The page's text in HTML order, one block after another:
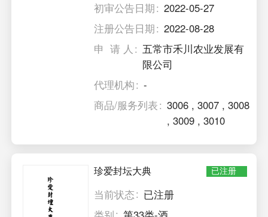
初审公告日期
2022-05-27
注册公告日期
2022-08-28
申 请 人
五常市禾川农业发展有
限公司
代理机构
-
商品/服务列表
3006 ,3007 ,3008
,3009 ,3010
珍爱封坛大典 已注册
当前状态
已注册